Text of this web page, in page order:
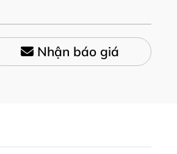
Nhận báo giá